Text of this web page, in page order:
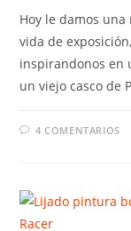
Hoy le damos
vida de
inspirandonos en
un viejo casco de
4 COMENTARIOS